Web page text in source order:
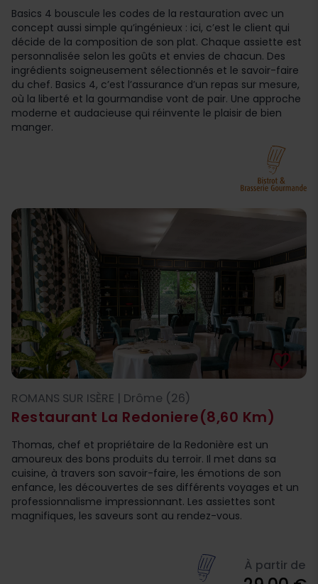
Basics 4 bouscule les codes de la restauration avec un
concept aussi simple qu’ingénieux : ici, c’est le client qui
décide de la composition de son plat. Chaque assiette est
personnalisée selon les goûts et envies de chacun. Des
ingrédients soigneusement sélectionnés et le savoir-faire
du chef. Basics 4, c’est l’assurance d’un repas sur mesure,
où la liberté et la gourmandise vont de pair. Une approche
moderne et audacieuse qui réinvente le plaisir de bien
manger.
Restaurant La Redoniere(8,60 Km)
favorite_border
ROMANS SUR ISÈRE | Drôme (26)
Thomas, chef et propriétaire de la Redonière est un
amoureux des bons produits du terroir. Il met dans sa
cuisine, à travers son savoir-faire, les émotions de son
enfance, les découvertes de ses différents voyages et un
professionnalisme impressionnant. Les assiettes sont
magnifiques, les saveurs sont au rendez-vous.
À partir de